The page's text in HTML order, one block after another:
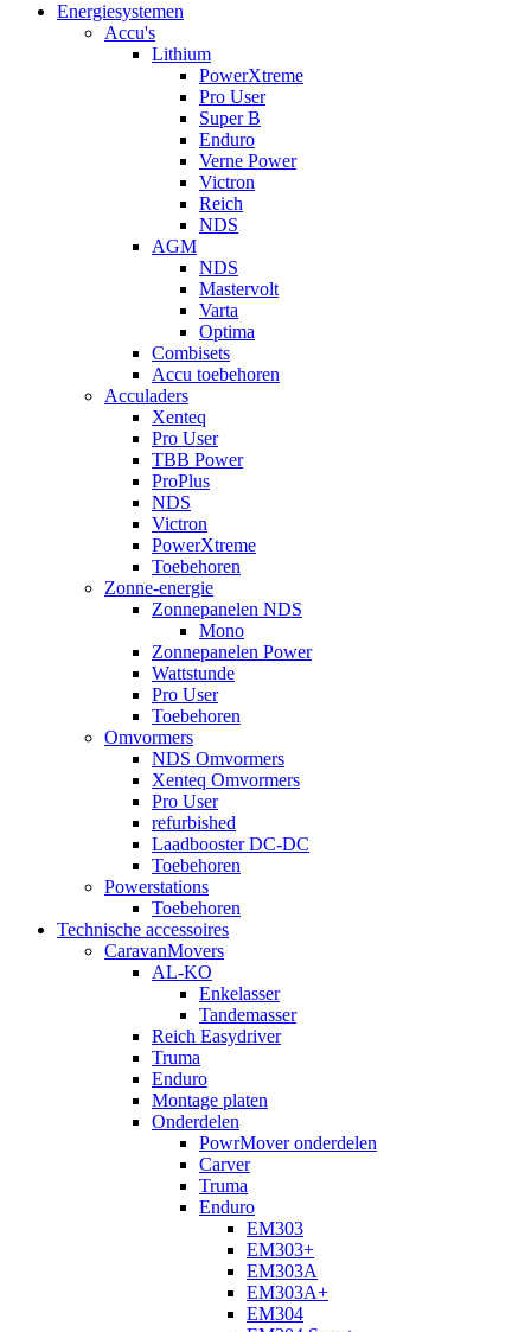
Energiesystemen
Accu's
Lithium
PowerXtreme
Pro User
Super B
Enduro
Verne Power
Victron
Reich
NDS
AGM
NDS
Mastervolt
Varta
Optima
Combisets
Accu toebehoren
Acculaders
Xenteq
Pro User
TBB Power
ProPlus
NDS
Victron
PowerXtreme
Toebehoren
Zonne-energie
Zonnepanelen NDS
Mono
Zonnepanelen Power
Wattstunde
Pro User
Toebehoren
Omvormers
NDS Omvormers
Xenteq Omvormers
Pro User
refurbished
Laadbooster DC-DC
Toebehoren
Powerstations
Toebehoren
Technische accessoires
CaravanMovers
AL-KO
Enkelasser
Tandemasser
Reich Easydriver
Truma
Enduro
Montage platen
Onderdelen
PowrMover onderdelen
Carver
Truma
Enduro
EM303
EM303+
EM303A
EM303A+
EM304